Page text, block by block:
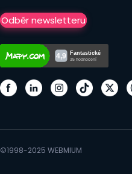
Odběr newsletteru
©1998-2025 WEBMIUM